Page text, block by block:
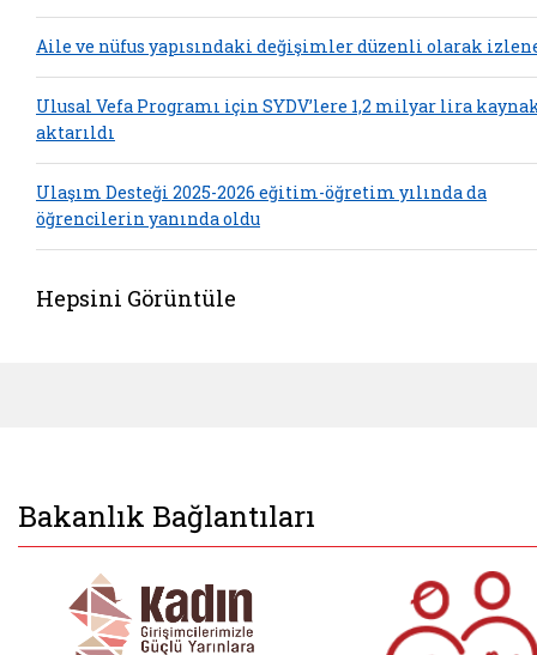
Aile ve nüfus yapısındaki değişimler düzenli olarak
Ulusal Vefa Programı için SYDV’lere 1,2 milyar lira
aktarıldı
Ulaşım Desteği 2025-2026 eğitim-öğretim yılında da
öğrencilerin yanında oldu
Hepsini Görüntüle
Bakanlık Bağlantıları